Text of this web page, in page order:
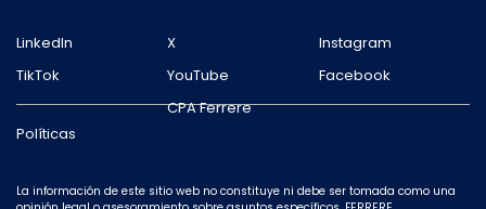
LinkedIn X
Instagram
TikTok
YouTube Facebook
Políticas
CPA Ferrere
La información de este sitio web no constituye ni debe ser tomada como una